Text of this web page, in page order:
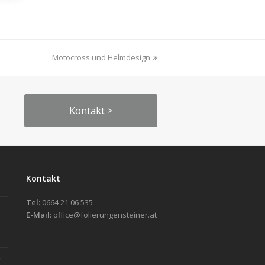
Nächster
Motocross und Helmdesign
Kontakt >
Kontakt
Tel: 0664 21 06 535
E-Mail: office@folierungensteiner.at